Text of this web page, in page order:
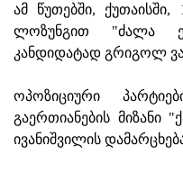
ამ წუთებში,
ლოზუნგით "ძალა
კანდიდატად გრიგოლ
ოპოზიციური
გაერთიანების მიზანი
ივანიშვილის